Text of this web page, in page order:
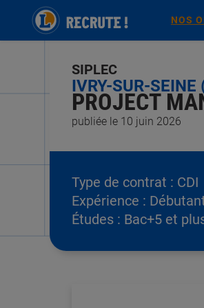
NOS
publiée le 10 juin 2026
PROJECT
IVRY-SUR-SEINE
SIPLEC
Type de contrat : CDI
Expérience :
Études : Bac+5 et